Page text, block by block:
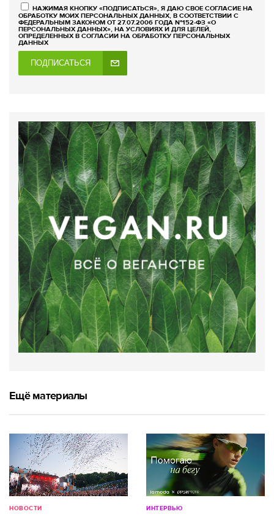
НАЖИМАЯ КНОПКУ «ПОДПИСАТЬСЯ», Я ДАЮ СВОЕ СОГЛАСИЕ НА
ОБРАБОТКУ МОИХ ПЕРСОНАЛЬНЫХ ДАННЫХ, В СООТВЕТСТВИИ С
ФЕДЕРАЛЬНЫМ ЗАКОНОМ ОТ 27.07.2006 ГОДА №152-ФЗ «О
ПЕРСОНАЛЬНЫХ ДАННЫХ», НА УСЛОВИЯХ И ДЛЯ ЦЕЛЕЙ,
ОПРЕДЕЛЕННЫХ В СОГЛАСИИ НА ОБРАБОТКУ ПЕРСОНАЛЬНЫХ
ДАННЫХ
ПОДПИСАТЬСЯ
Ещё материалы
НОВОСТИ ИНТЕРВЬЮ